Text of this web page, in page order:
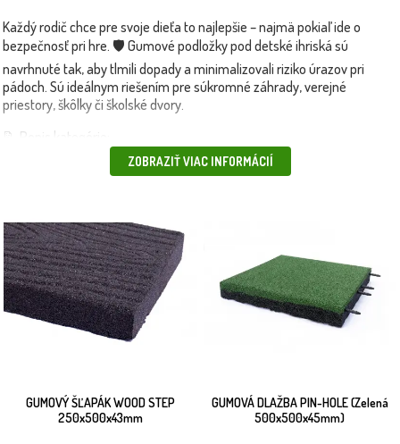
Každý rodič chce pre svoje dieťa to najlepšie – najmä pokiaľ ide o
bezpečnosť pri hre. 🛡️ Gumové podložky pod detské ihriská sú
navrhnuté tak, aby tlmili dopady a minimalizovali riziko úrazov pri
pádoch. Sú ideálnym riešením pre súkromné záhrady, verejné
priestory, škôlky či školské dvory.
📝 Popis kategórie:
Gumené podložky predstavujú základný prvok bezpečného detského
ihriska. Vyrobené z odolných a elastických materiálov, sú schopné
V našej ponuke nájdete rôzne veľkosti a hrúbky podložiek, ktoré si
môžete jednoducho nainštalovať okolo preliezok, šmykľaviek či
hojdačiek. Vhodné sú aj ako podklad pod trampolíny či bazény.
🟢 Odolné voči UV žiareniu a poveternostným vplyvom
🟢 Rýchla a jednoduchá montáž
🟢 Dostupné rôzne farby a tvary
ZOBRAZIŤ VIAC INFORMÁCIÍ
GUMOVÝ ŠĽAPÁK WOOD STEP
250x500x43mm
GUMOVÁ DLAŽBA PIN-HOLE (Zelená
500x500x45mm)